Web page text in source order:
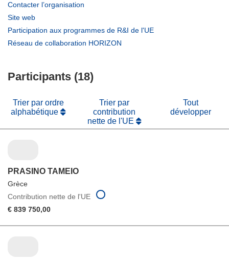
Contacter l’organisation
fenêtre)
Site web
dans
une
Participation aux programmes de R&I de l'UE
Réseau de collaboration HORIZON
Participants (18)
Trier par ordre
alphabétique
Trier par
contribution
nette de l'UE
Tout
développer
PRASINO TAMEIO
Grèce
Contribution nette de l'UE
€ 839 750,00